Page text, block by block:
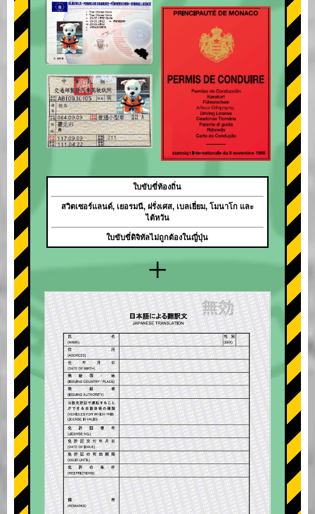
+
ใบขับขี่ท้องถิ่น
สวิตเซอร์แลนด์, เยอรมนี, ฝรั่งเศส, เบลเยี่ยม, โมนาโก และ
ไต้หวัน
ใบขับขี่ดิจิทัลไม่ถูกต้องในญี่ปุ่น